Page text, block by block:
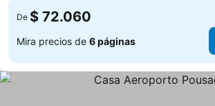
De $ 72.060
Mira precios de 6 páginas